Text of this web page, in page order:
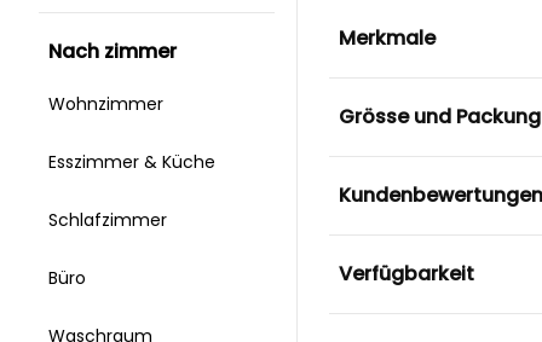
nach zimmer
Wohnzimmer
Esszimmer & Küche
Schlafzimmer
Büro
Waschraum
Merkmale
Grösse und Packung
Kundenbewertungen
Verfügbarkeit